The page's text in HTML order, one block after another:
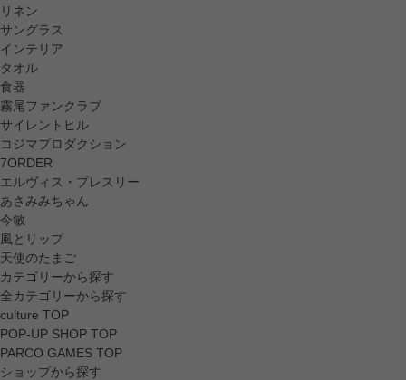
リネン
サングラス
インテリア
タオル
食器
霧尾ファンクラブ
サイレントヒル
コジマプロダクション
7ORDER
エルヴィス・プレスリー
あさみみちゃん
今敏
風とリップ
天使のたまご
カテゴリーから探す
全カテゴリーから探す
culture TOP
POP-UP SHOP TOP
PARCO GAMES TOP
ショップから探す